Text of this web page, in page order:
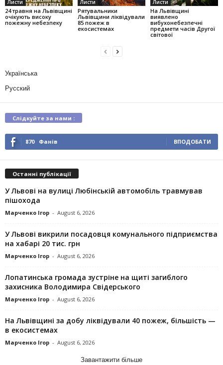
Листи
24 травня на Львівщині
очікують високу
пожежну небезпеку
Листи
Рятувальники
Львівщини ліквідували
85 пожеж в
екосистемах
Листи
На Львівщині
виявлено
вибухонебезпечні
предмети часів Другої
світової
Українська
Русский
Слідкуйте за нами :
870 Фанів ВПОДОБАТИ
Останні публікації
У Львові на вулиці Любінській автомобіль травмував
пішохода
Марченко Ігор - August 6, 2026
У Львові викрили посадовця комунального підприємства
на хабарі 20 тис. грн
Марченко Ігор - August 6, 2026
Лопатинська громада зустріне на щиті загиблого
захисника Володимира Свідерського
Марченко Ігор - August 6, 2026
На Львівщині за добу ліквідували 40 пожеж, більшість —
в екосистемах
Марченко Ігор - August 6, 2026
Завантажити більше